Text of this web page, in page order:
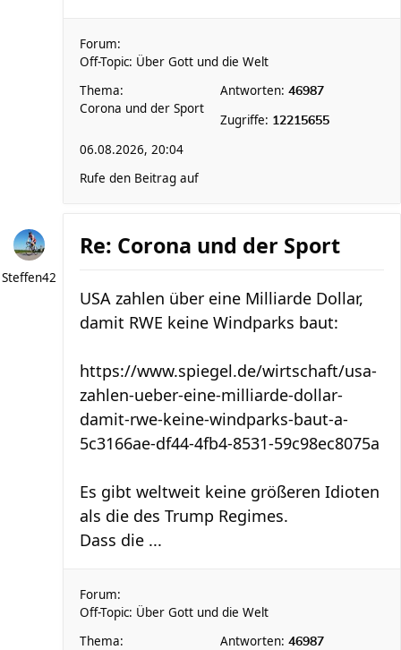
Forum:
Off-Topic: Über Gott und die Welt
Thema:
Corona und der Sport
Antworten: 46987
Zugriffe: 12215655
06.08.2026, 20:04
Rufe den Beitrag auf
Steffen42
Re: Corona und der Sport
USA zahlen über eine Milliarde Dollar,
damit RWE keine Windparks baut:
https://www.spiegel.de/wirtschaft/usa-
zahlen-ueber-eine-milliarde-dollar-
damit-rwe-keine-windparks-baut-a-
5c3166ae-df44-4fb4-8531-59c98ec8075a
Es gibt weltweit keine größeren Idioten
als die des Trump Regimes.
Dass die ...
Forum:
Off-Topic: Über Gott und die Welt
Thema:
Antworten: 46987